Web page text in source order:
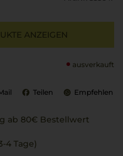
ANZEIGEN
ausverkauft
Teilen Empfehlen
ab 80€ Bestellwert
4 Tage)